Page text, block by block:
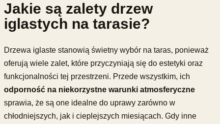
Jakie są zalety drzew
iglastych na tarasie?
Drzewa iglaste stanowią świetny wybór na taras, ponieważ
oferują wiele zalet, które przyczyniają się do estetyki oraz
funkcjonalności tej przestrzeni. Przede wszystkim, ich
odporność na niekorzystne warunki atmosferyczne
sprawia, że są one idealne do uprawy zarówno w
chłodniejszych, jak i cieplejszych miesiącach. Gdy inne